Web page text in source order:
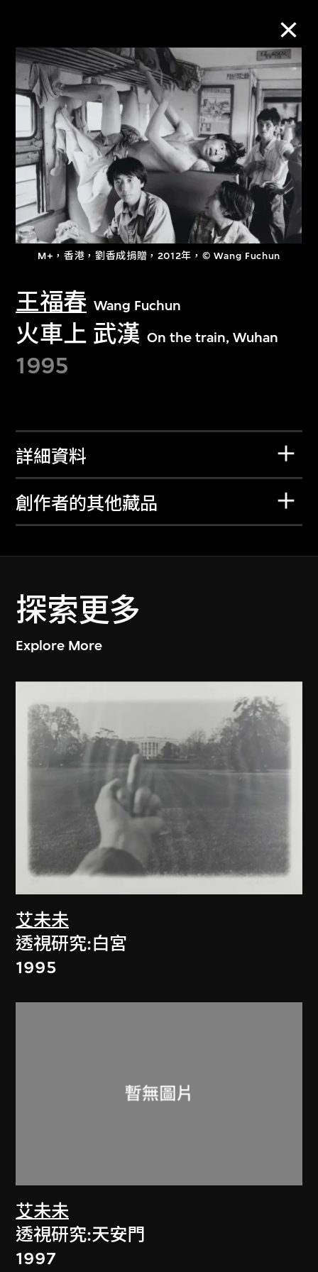
M+，香港，劉香成捐贈，2012年，© Wang Fuchun
王福春 Wang Fuchun
火車上 武漢 On the train, Wuhan
1995
詳細資料
創作者的其他藏品
探索更多
Explore More
艾未未
透視研究:白宮
1995
艾未未
透視研究:天安門
1997
M+藏品
進一步篩選 搜索
關於M+藏品
探索世界頂級的二十及二十一世紀視覺
文化藏品。